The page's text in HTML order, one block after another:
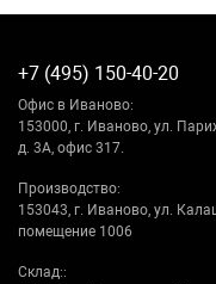
+7 (495) 150-40-20
Офис в Иваново:
153000, г. Иваново, ул.
д. 3А, офис 317.
Производство:
153043, г. Иваново, ул.
помещение 1006
Склад::